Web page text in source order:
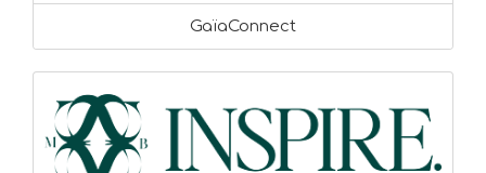
GaïaConnect